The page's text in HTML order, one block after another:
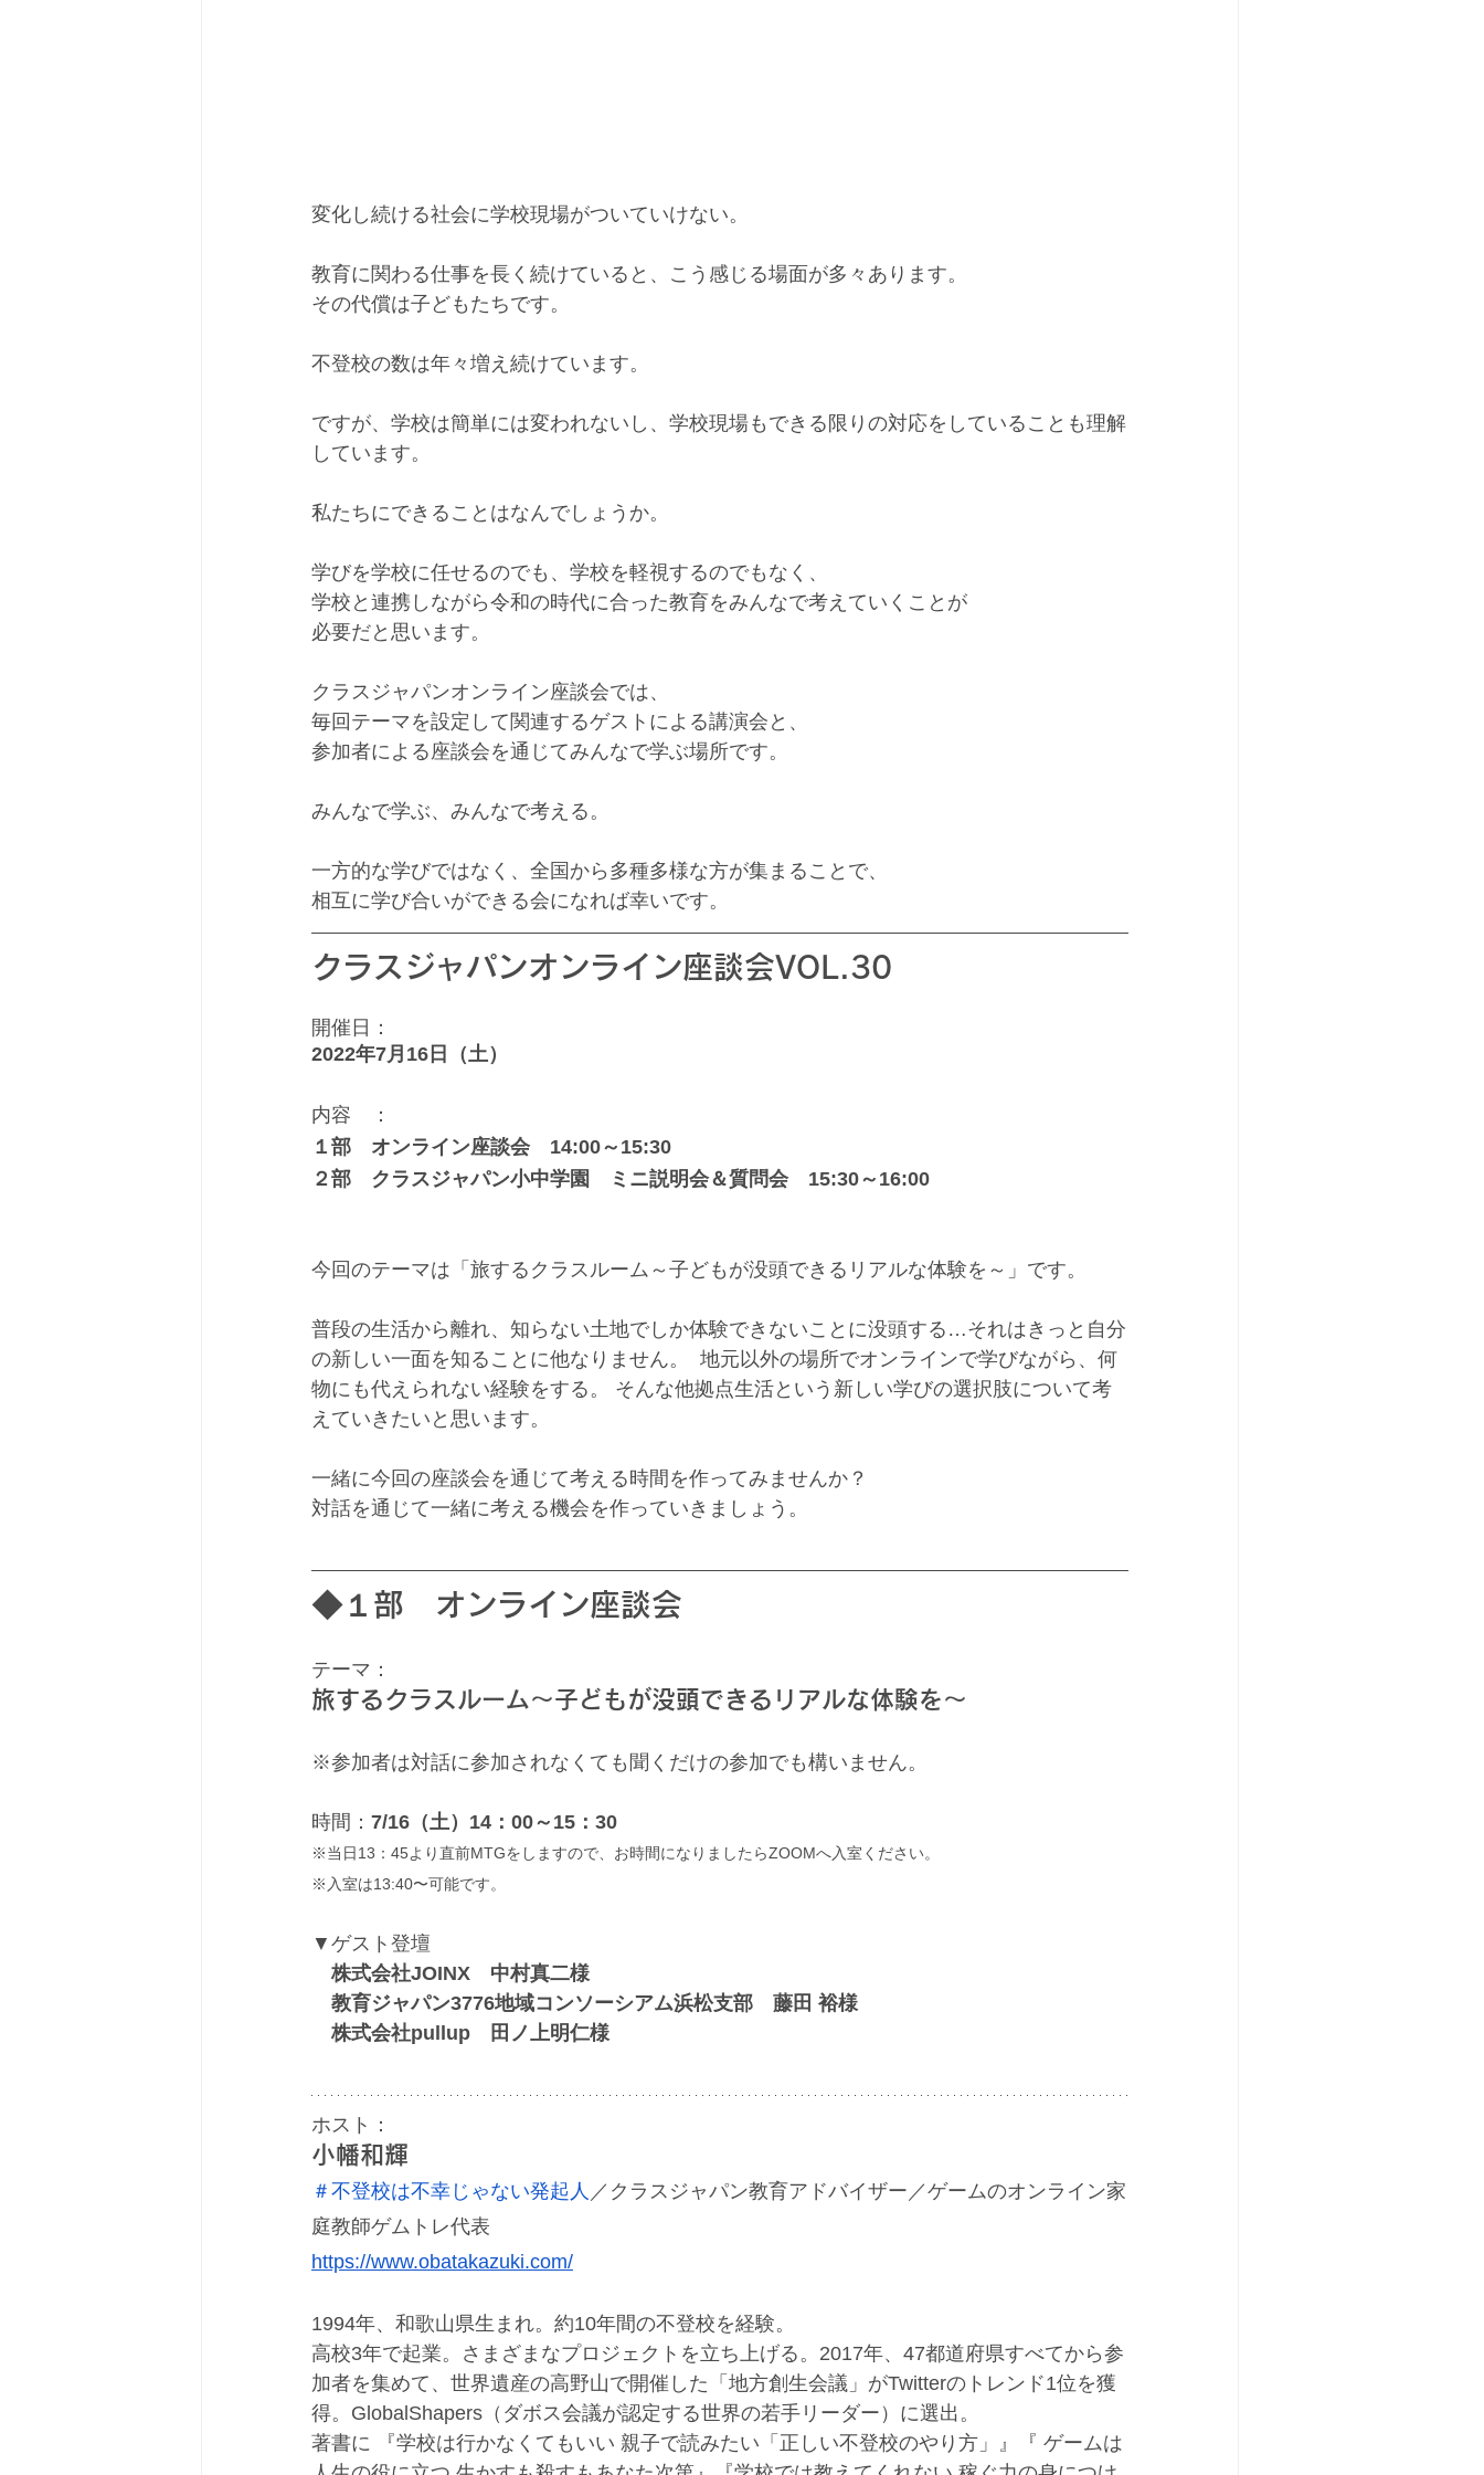
変化し続ける社会に学校現場がついていけない。
教育に関わる仕事を長く続けていると、こう感じる場面が多々あります。
その代償は子どもたちです。
不登校の数は年々増え続けています。
ですが、学校は簡単には変われないし、学校現場もできる限りの対応をしていることも理解
しています。
私たちにできることはなんでしょうか。
学びを学校に任せるのでも、学校を軽視するのでもなく、
学校と連携しながら令和の時代に合った教育をみんなで考えていくことが
必要だと思います。
クラスジャパンオンライン座談会では、
毎回テーマを設定して関連するゲストによる講演会と、
参加者による座談会を通じてみんなで学ぶ場所です。
みんなで学ぶ、みんなで考える。
一方的な学びではなく、全国から多種多様な方が集まることで、
相互に学び合いができる会になれば幸いです。
クラスジャパンオンライン座談会VOL.30
開催日：
2022年7月16日（土）
内容　：
１部　オンライン座談会　14:00～15:30
２部　クラスジャパン小中学園　ミニ説明会＆質問会　15:30～16:00
今回のテーマは「旅するクラスルーム～子どもが没頭できるリアルな体験を～」です。
普段の生活から離れ、知らない土地でしか体験できないことに没頭する…それはきっと自分
の新しい一面を知ることに他なりません。  地元以外の場所でオンラインで学びながら、何
物にも代えられない経験をする。 そんな他拠点生活という新しい学びの選択肢について考
えていきたいと思います。
一緒に今回の座談会を通じて考える時間を作ってみませんか？
対話を通じて一緒に考える機会を作っていきましょう。
◆１部　オンライン座談会
テーマ：
旅するクラスルーム～子どもが没頭できるリアルな体験を～
※参加者は対話に参加されなくても聞くだけの参加でも構いません。
時間： 7/16（土）14：00～15：30
※当日13：45より直前MTGをしますので、お時間になりましたらZOOMへ入室ください。
※入室は13:40〜可能です。
▼ゲスト登壇
株式会社JOINX　中村真二様
教育ジャパン3776地域コンソーシアム浜松支部　藤田 裕様
株式会社pullup　田ノ上明仁様
ホスト：
小幡和輝
＃不登校は不幸じゃない発起人 ／クラスジャパン教育アドバイザー／ゲームのオンライン家
庭教師ゲムトレ代表
https://www.obatakazuki.com/
1994年、和歌山県生まれ。約10年間の不登校を経験。
高校3年で起業。さまざまなプロジェクトを立ち上げる。2017年、47都道府県すべてから参
加者を集めて、世界遺産の高野山で開催した「地方創生会議」がTwitterのトレンド1位を獲
得。GlobalShapers（ダボス会議が認定する世界の若手リーダー）に選出。
著書に 『学校は行かなくてもいい 親子で読みたい「正しい不登校のやり方」』『 ゲームは